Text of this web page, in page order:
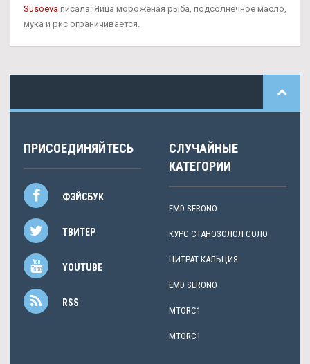
Susoeva писала: Яйца мороженая рыба, подсолнечное масло,
мука и рис ограничивается.
ПРИСОЕДИНЯЙТЕСЬ
ФЭЙСБУК
ТВИТЕР
YOUTUBE
RSS
СЛУЧАЙНЫЕ
КАТЕГОРИИ
EMD SERONO
КУРС СТАНОЗОЛОЛ СОЛО
ЦИТРАТ КАЛЬЦИЯ
EMD SERONO
MTORC1
MTORC1